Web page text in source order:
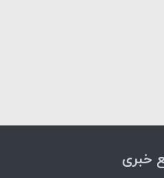
خبری